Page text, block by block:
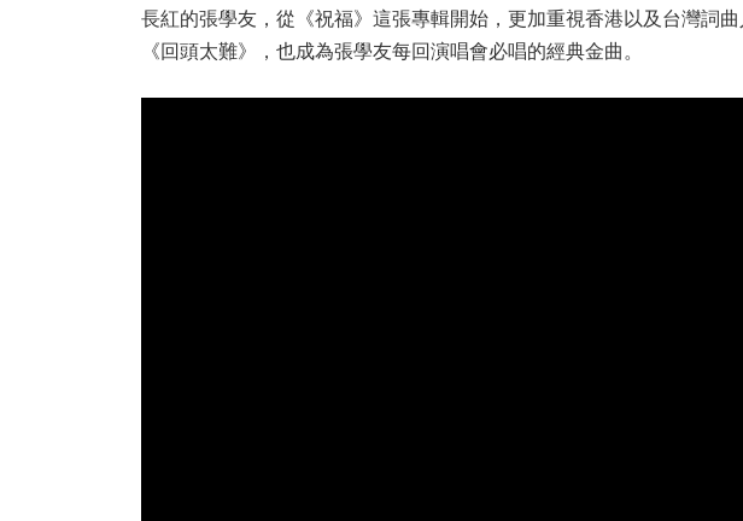
長紅的張學友，從《祝福》這張專輯開始，更加重視香港以及台灣詞
《回頭太難》，也成為張學友每回演唱會必唱的經典金曲。